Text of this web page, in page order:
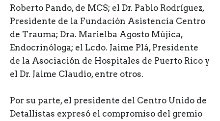
Roberto Pando, de MCS; el Dr. Pablo Rodríguez,
Presidente de la Fundación Asistencia Centro
de Trauma; Dra. Marielba Agosto Mújica,
Endocrinóloga; el Lcdo. Jaime Plá, Presidente
de la Asociación de Hospitales de Puerto Rico y
el Dr. Jaime Claudio, entre otros.
Por su parte, el presidente del Centro Unido de
Detallistas expresó el compromiso del gremio